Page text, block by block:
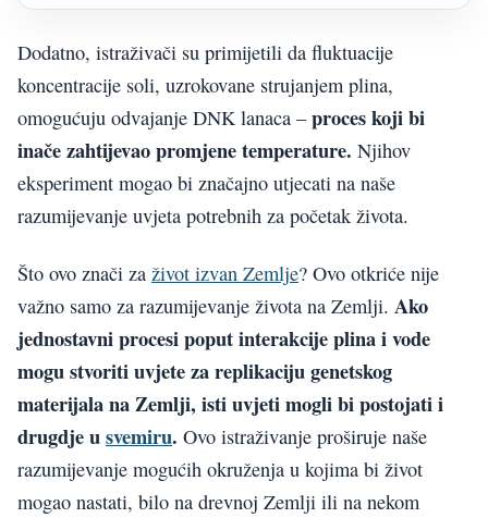
Dodatno, istraživači su primijetili da fluktuacije
koncentracije soli, uzrokovane strujanjem plina,
omogućuju odvajanje DNK lanaca –proces koji bi
inače zahtijevao promjene temperature. Njihov
eksperiment mogao bi značajno utjecati na naše
razumijevanje uvjeta potrebnih za početak života.
Što ovo znači za život izvan Zemlje? Ovo otkriće nije
važno samo za razumijevanje života na Zemlji. Ako
jednostavni procesi poput interakcije plina i vode
mogu stvoriti uvjete za replikaciju genetskog
materijala na Zemlji, isti uvjeti mogli bi postojati i
drugdje usvemiru. Ovo istraživanje proširuje naše
razumijevanje mogućih okruženja u kojima bi život
mogao nastati, bilo na drevnoj Zemlji ili na nekom